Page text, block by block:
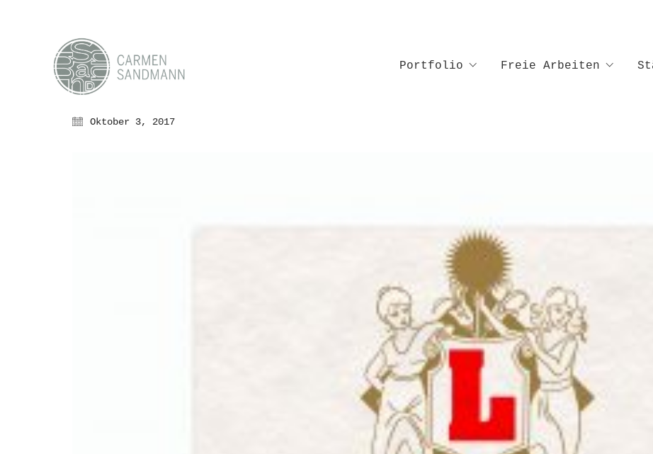
Portfolio Freie Arbeiten
Oktober 3, 2017